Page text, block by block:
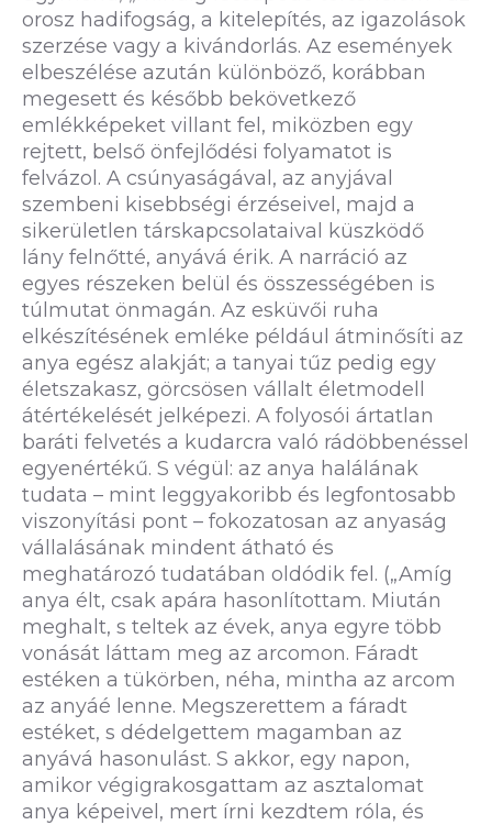
orosz hadifogság, a kitelepítés, az igazolások
szerzése vagy a kivándorlás. Az események
elbeszélése azután különböző, korábban
megesett és később bekövetkező
emlékképeket villant fel, miközben egy
rejtett, belső önfejlődési folyamatot is
felvázol. A csúnyaságával, az anyjával
szembeni kisebbségi érzéseivel, majd a
sikerületlen társkapcsolataival küszködő
lány felnőtté, anyává érik. A narráció az
egyes részeken belül és összességében is
túlmutat önmagán. Az esküvői ruha
elkészítésének emléke például átminősíti az
anya egész alakját; a tanyai tűz pedig egy
életszakasz, görcsösen vállalt életmodell
átértékelését jelképezi. A folyosói ártatlan
baráti felvetés a kudarcra való rádöbbenéssel
egyenértékű. S végül: az anya halálának
tudata – mint leggyakoribb és legfontosabb
viszonyítási pont – fokozatosan az anyaság
vállalásának mindent átható és
meghatározó tudatában oldódik fel. („Amíg
anya élt, csak apára hasonlítottam. Miután
meghalt, s teltek az évek, anya egyre több
vonását láttam meg az arcomon. Fáradt
estéken a tükörben, néha, mintha az arcom
az anyáé lenne. Megszerettem a fáradt
estéket, s dédelgettem magamban az
anyává hasonulást. S akkor, egy napon,
amikor végigrakosgattam az asztalomat
anya képeivel, mert írni kezdtem róla, és